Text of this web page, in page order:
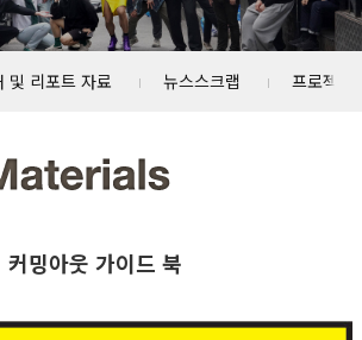
및 리포트 자료 뉴스스크랩 프로젝트
커밍아웃 가이드 북